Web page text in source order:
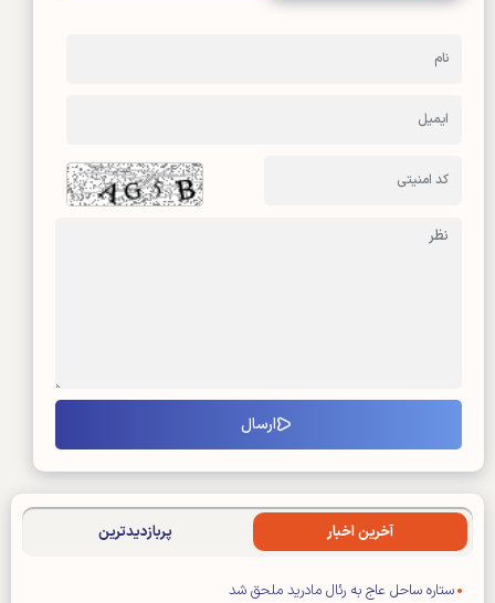
آخرین اخبار پربازدیدترین
ستاره ساحل عاج به رئال مادرید ملحق شد